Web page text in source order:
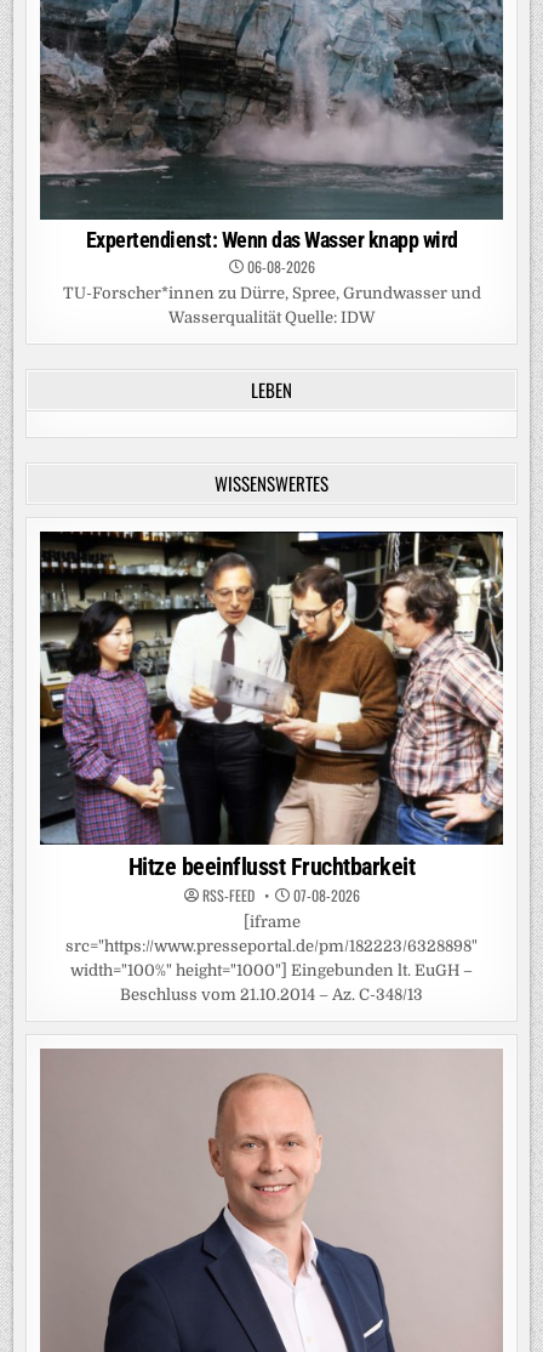
Expertendienst: Wenn das Wasser knapp wird
06-08-2026
TU-Forscher*innen zu Dürre, Spree, Grundwasser und
Wasserqualität Quelle: IDW
LEBEN
WISSENSWERTES
Hitze beeinflusst Fruchtbarkeit
RSS-FEED 07-08-2026
[iframe
src="https://www.presseportal.de/pm/182223/6328898"
width="100%" height="1000"] Eingebunden lt. EuGH –
Beschluss vom 21.10.2014 – Az. C-348/13